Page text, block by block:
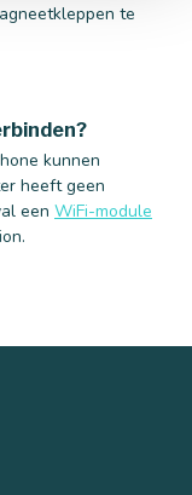
te
kunnen
heeft geen
een WiFi-module